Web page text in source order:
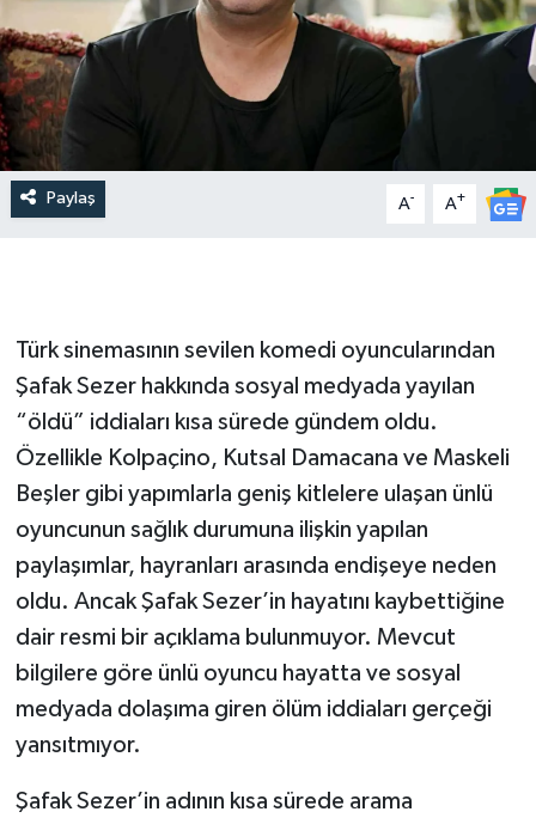
Paylaş A- A+
Türk sinemasının sevilen komedi oyuncularından
Şafak Sezer hakkında sosyal medyada yayılan
“öldü” iddiaları kısa sürede gündem oldu.
Özellikle Kolpaçino, Kutsal Damacana ve Maskeli
Beşler gibi yapımlarla geniş kitlelere ulaşan ünlü
oyuncunun sağlık durumuna ilişkin yapılan
paylaşımlar, hayranları arasında endişeye neden
oldu. Ancak Şafak Sezer’in hayatını kaybettiğine
dair resmi bir açıklama bulunmuyor. Mevcut
bilgilere göre ünlü oyuncu hayatta ve sosyal
medyada dolaşıma giren ölüm iddiaları gerçeği
yansıtmıyor.
Şafak Sezer’in adının kısa sürede arama